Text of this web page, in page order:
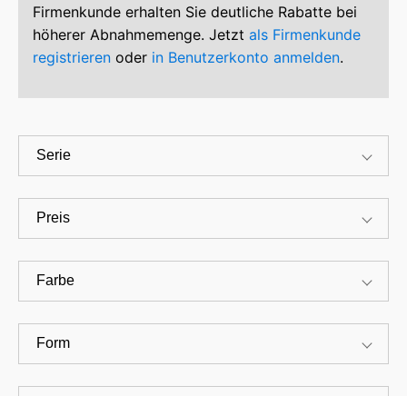
Firmenkunde erhalten Sie deutliche Rabatte bei
höherer Abnahmemenge. Jetzt als Firmenkunde
registrieren oder in Benutzerkonto anmelden.
Serie
Preis
Farbe
Form